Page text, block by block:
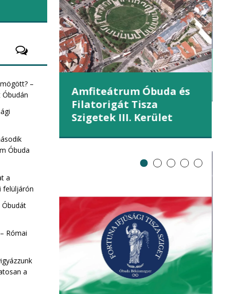
az Országgyűlés kedden választhatja
meg(tovább)
–
Óbuda
a
felüljárón
Római
a
(III.
Amfiteátrum Óbuda és
Filatorigát Tisza
Szigetek III. Kerület
Sziget